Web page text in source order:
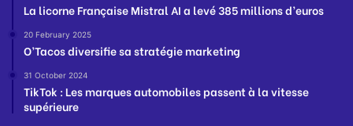
La licorne Française Mistral AI a levé 385 millions d’euros
20 February 2025
O’Tacos diversifie sa stratégie marketing
31 October 2024
TikTok : Les marques automobiles passent à la vitesse
supérieure